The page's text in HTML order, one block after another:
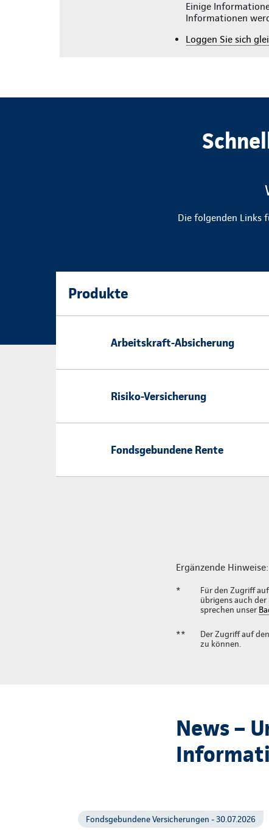
Einige
Informationen
Loggen Sie sich
Die folgenden Links
Produkte
Arbeitskraft-Absicherung
Risiko-Versicherung
Fondsgebundene Rente
Ergänzende Hinweise:
*
Für den Zugriff
übrigens auch der
sprechen unser
**
Der Zugriff auf
zu können.
News –
Fondsgebundene Versicherungen - 30.07.2026